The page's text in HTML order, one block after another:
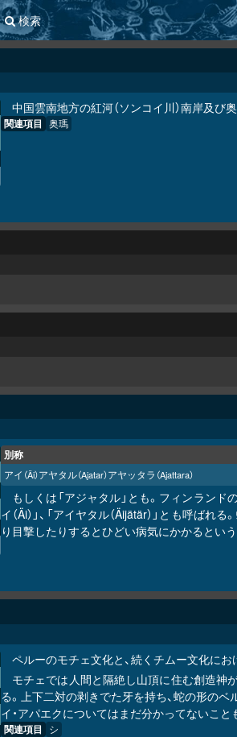
検索
中国雲南地方の紅河（ソンコイ川）南岸及び
関連項目 奥瑪
別称
アイ （Äi）アヤタル（Ajatar）アヤッタラ （Ajattara）
もしくは「アジャタル」とも。フィンラン
イ（Äi）」、「アイヤタル（Äijätär）」とも呼
り目撃したりするとひどい病気にかかるという
ペルーのモチェ文化と、続くチムー文化にお
モチェでは人間と隔絶し山頂に住む創造神
る。上下二対の剥きでた牙を持ち、蛇の形の
イ・アパエクについてはまだ分かってないこと
関連項目 シ